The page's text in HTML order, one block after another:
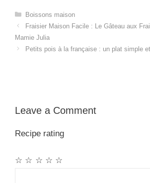
Categories
Boissons maison
Fraisier Maison Facile : Le Gâteau aux
Mamie Julia
Petits pois à la française : un plat simple
Leave a Comment
Recipe rating
☆
☆
☆
☆
☆